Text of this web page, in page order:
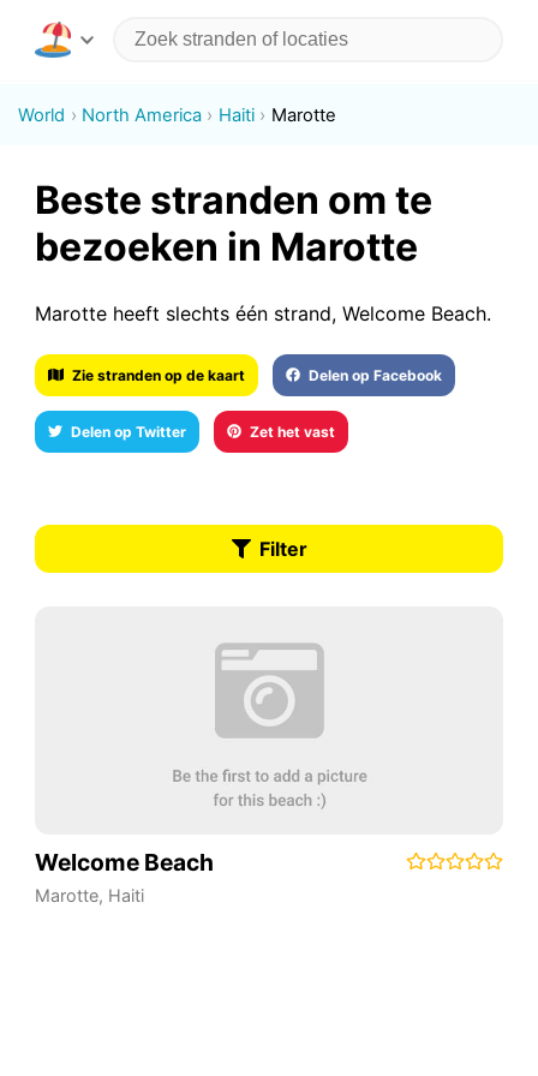
World North America Haiti Marotte
Beste stranden om te
bezoeken in Marotte
Marotte heeft slechts één strand, Welcome Beach.
Zie stranden op de kaart Delen op Facebook
Delen op Twitter Zet het vast
Filter
Welcome Beach
Marotte, Haiti